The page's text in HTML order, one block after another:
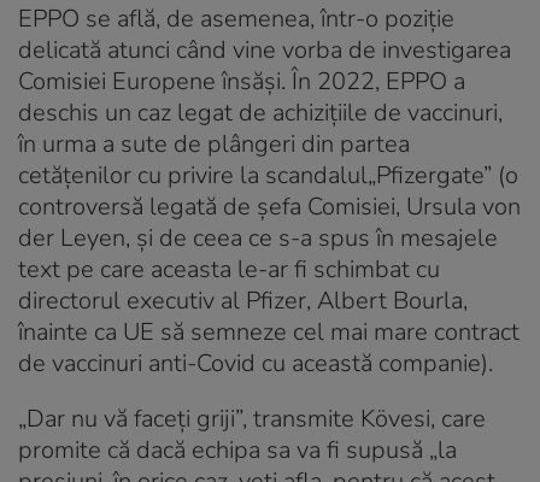
EPPO se află, de asemenea, într-o poziţie
delicată atunci când vine vorba de investigarea
Comisiei Europene însăşi. În 2022, EPPO a
deschis un caz legat de achiziţiile de vaccinuri,
în urma a sute de plângeri din partea
cetăţenilor cu privire la scandalul„Pfizergate” (o
controversă legată de șefa Comisiei, Ursula von
der Leyen, şi de ceea ce s-a spus în mesajele
text pe care aceasta le-ar fi schimbat cu
directorul executiv al Pfizer, Albert Bourla,
înainte ca UE să semneze cel mai mare contract
de vaccinuri anti-Covid cu această companie).
„Dar nu vă faceţi griji”, transmite Kövesi, care
promite că dacă echipa sa va fi supusă „la